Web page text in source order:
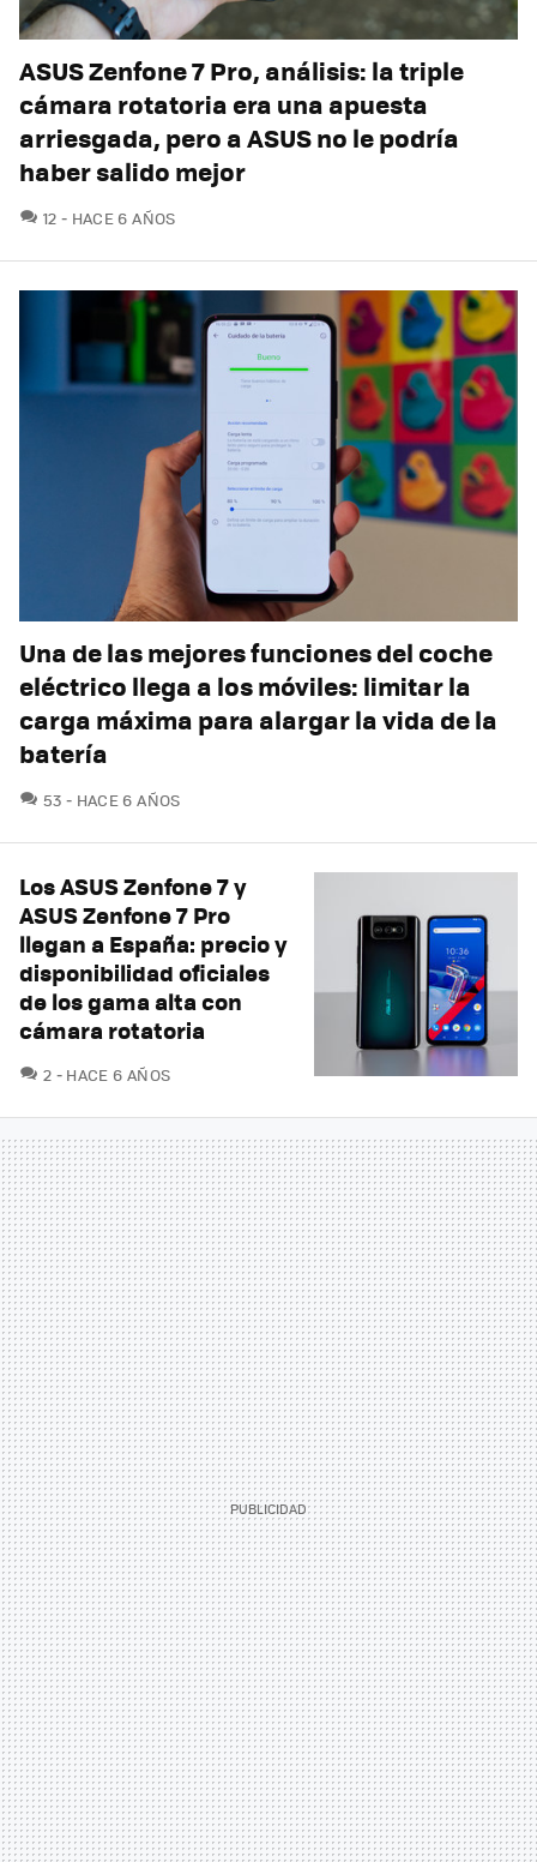
ASUS Zenfone 7 Pro, análisis: la triple
cámara rotatoria era una apuesta
arriesgada, pero a ASUS no le podría
haber salido mejor
12 COMENTARIOS
HACE 6 AÑOS
Una de las mejores funciones del coche
eléctrico llega a los móviles: limitar la
carga máxima para alargar la vida de la
batería
53 COMENTARIOS
HACE 6 AÑOS
Los ASUS Zenfone 7 y
ASUS Zenfone 7 Pro
llegan a España: precio y
disponibilidad oficiales
de los gama alta con
cámara rotatoria
2 COMENTARIOS
HACE 6 AÑOS